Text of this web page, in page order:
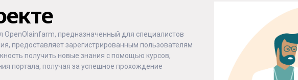
OpenOlainfarm, предназначенный для специалистов
предоставляет зарегистрированным пользователям
получить новые знания с помощью курсов,
портала, получая за успешное прохождение